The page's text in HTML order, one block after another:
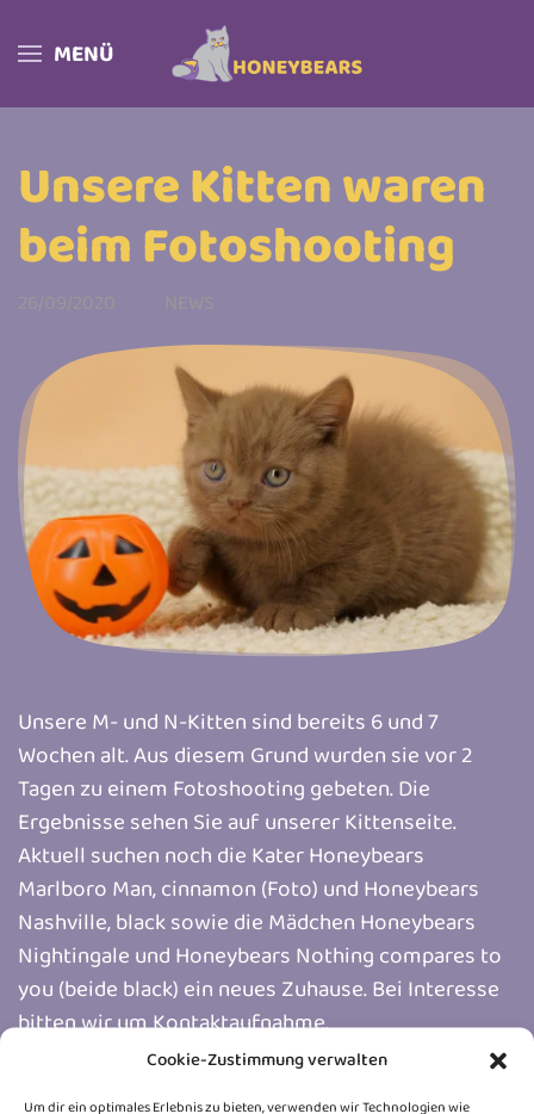
Cookie-Zustimmung verwalten
Um dir ein optimales Erlebnis zu bieten, verwenden wir Technologien wie
Skip to main content
MENÜ
Unsere Kitten waren
beim Fotoshooting
Unsere M- und N-Kitten sind bereits 6 und 7
Wochen alt. Aus diesem Grund wurden sie vor 2
Tagen zu einem Fotoshooting gebeten. Die
Ergebnisse sehen Sie auf unserer Kittenseite.
Aktuell suchen noch die Kater Honeybears
Marlboro Man, cinnamon (Foto) und Honeybears
Nashville, black sowie die Mädchen Honeybears
Nightingale und Honeybears Nothing compares to
you (beide black) ein neues Zuhause. Bei Interesse
bitten wir um Kontaktaufnahme.